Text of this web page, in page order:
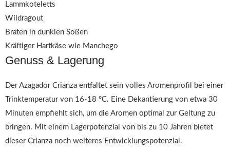
Lammkoteletts
Wildragout
Braten in dunklen Soßen
Kräftiger Hartkäse wie Manchego
Genuss & Lagerung
Der Azagador Crianza entfaltet sein volles Aromenprofil bei einer
Trinktemperatur von 16-18 °C. Eine Dekantierung von etwa 30
Minuten empfiehlt sich, um die Aromen optimal zur Geltung zu
bringen. Mit einem Lagerpotenzial von bis zu 10 Jahren bietet
dieser Crianza noch weiteres Entwicklungspotenzial.